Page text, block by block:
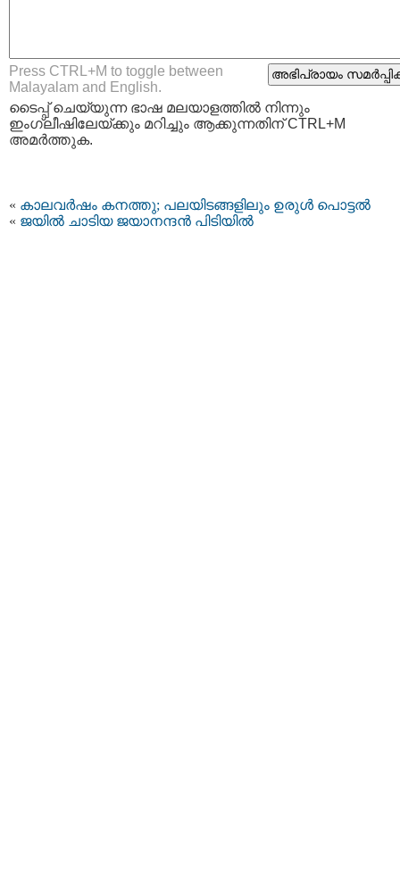
Press CTRL+M to toggle between
Malayalam and English.
ടൈപ്പ്‌ ചെയ്യുന്ന ഭാഷ മലയാളത്തില്‍ നിന്നും
ഇംഗ്ലീഷിലേയ്ക്കും മറിച്ചും ആക്കുന്നതിന് CTRL+M
അമര്‍ത്തുക.
« കാലവര്‍ഷം കനത്തു; പലയിടങ്ങളിലും ഉരുള്‍ പൊട്ടല്‍
« ജയില്‍ ചാടിയ ജയാനന്ദന്‍ പിടിയില്‍